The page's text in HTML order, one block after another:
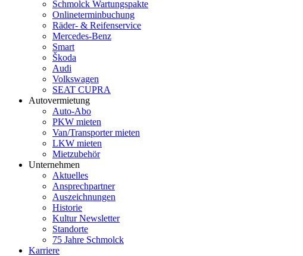
Schmolck Wartungspakte
Onlineterminbuchung
Räder- & Reifenservice
Mercedes-Benz
Smart
Škoda
Audi
Volkswagen
SEAT CUPRA
Autovermietung
Auto-Abo
PKW mieten
Van/Transporter mieten
LKW mieten
Mietzubehör
Unternehmen
Aktuelles
Ansprechpartner
Auszeichnungen
Historie
Kultur Newsletter
Standorte
75 Jahre Schmolck
Karriere